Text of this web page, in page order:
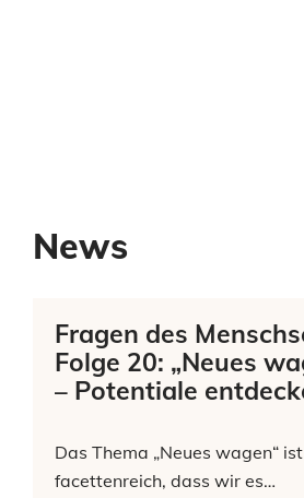
News
Fragen des
Folge 20: „Neues
– Potentiale
Das Thema „Neues wagen“
facettenreich, dass wir es…